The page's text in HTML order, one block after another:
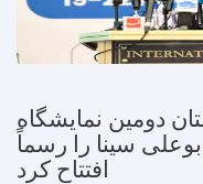
دومین نمایشگاه
سینا را رسماً
افتتاح کرد